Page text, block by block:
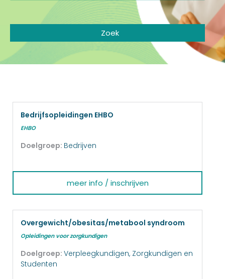
Bedrijfsopleidingen EHBO
EHBO
Doelgroep: Bedrijven
meer info / inschrijven
Overgewicht/obesitas/metabool syndroom
Opleidingen voor zorgkundigen
Doelgroep: Verpleegkundigen, Zorgkundigen en
Studenten